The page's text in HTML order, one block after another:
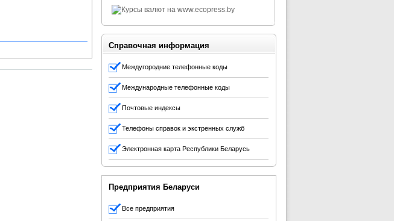
Справочная информация
Междугородние телефонные коды
Международные телефонные коды
Почтовые индексы
Телефоны справок и экстренных служб
Электронная карта Республики Беларусь
Предприятия Беларуси
Все предприятия